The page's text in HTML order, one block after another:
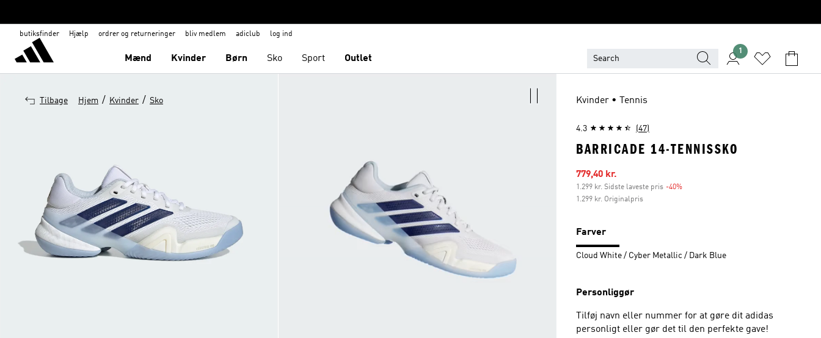
butiksfinder Hjælp ordrer og returneringer bliv medlem adiclub log ind
Mænd Kvinder Børn Sko Sport Outlet
1
Tilbage Hjem / Kvinder / Sko Kvinder • Tennis
4.3 (47)
BARRICADE 14-TENNISSKO
Udsalgspris
779,40 kr.
1.299 kr. Sidste laveste pris -40%
1.299 kr. Originalpris
Farver
Cloud White / Cyber Metallic / Dark Blue
Personliggør
Tilføj navn eller nummer for at gøre dit adidas
personligt eller gør det til den perfekte gave!